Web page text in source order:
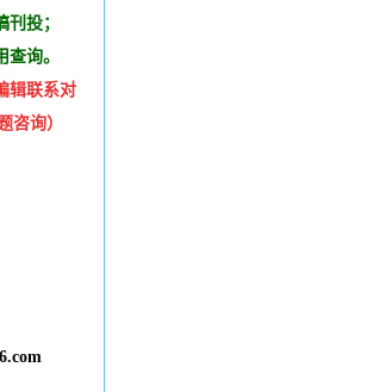
刊投；
查询。
辑联系对
咨询）